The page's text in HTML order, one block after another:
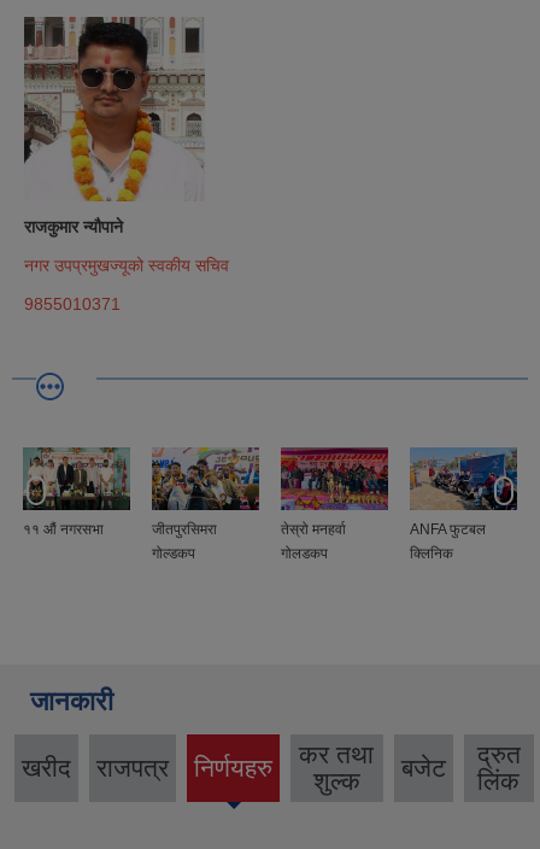
राजकुमार न्यौपाने
नगर उपप्रमुखज्यूको स्वकीय सचिव
9855010371
११ ‍‌औं नगरसभा
जीतपुरसिमरा
गोल्डकप
तेस्रो मनहर्वा
गोलडकप
ANFA फुटबल
क्लिनिक
जानकारी
खरीद राजपत्र निर्णयहरु
कर तथा
शुल्क
बजेट
द्रुत
लिंक